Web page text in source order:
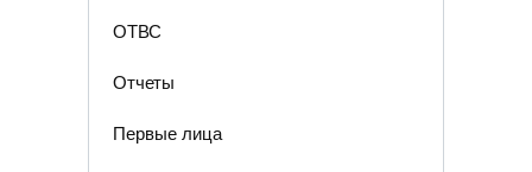
ОТВС
Отчеты
Первые лица